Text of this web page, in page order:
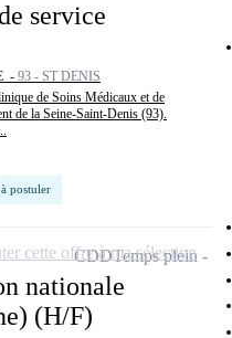
service
- 93 - ST DENIS
de Soins Médicaux et de
de la Seine-Saint-Denis (93).
postuler
nationale
(H/F)
CDDTemps plein
cette offre à ma sélection